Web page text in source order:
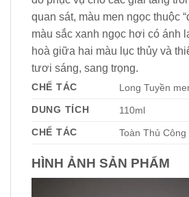
quan sát, màu men ngọc thuộc
màu sắc xanh ngọc hơi có ánh
hoà giữa hai màu lục thủy và
tươi sáng, sang trọng.
CHẾ TÁC
Long Tuyền
DUNG TÍCH
110ml
CHẾ TÁC
Toàn Thủ Công
HÌNH ẢNH SẢN PHẨM